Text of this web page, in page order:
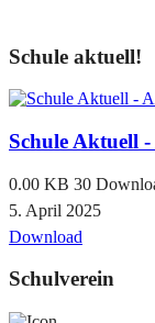
Schule aktuell!
Schule Aktuell
0.00 KB 30
5. April 2025
Download
Schulverein